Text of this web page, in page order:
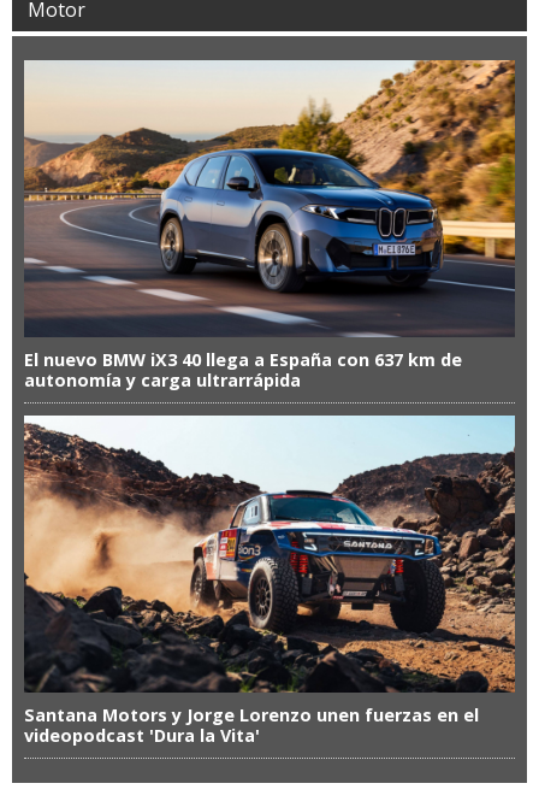
Motor
El nuevo BMW iX3 40 llega a España con 637 km de
autonomía y carga ultrarrápida
Santana Motors y Jorge Lorenzo unen fuerzas en el
videopodcast 'Dura la Vita'